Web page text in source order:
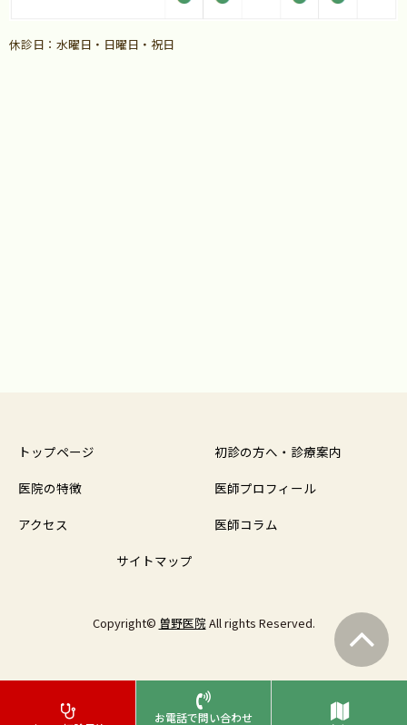
休診日：水曜日・日曜日・祝日
トップページ
初診の方へ・診療案内
医院の特徴
医師プロフィール
アクセス
医師コラム
サイトマップ
Copyright© 曽野医院 All rights Reserved.
お電話で問い合わせ